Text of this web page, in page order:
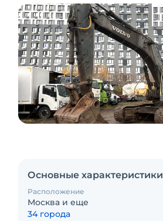
Основные характеристики
Расположение
Москва и еще
34 города